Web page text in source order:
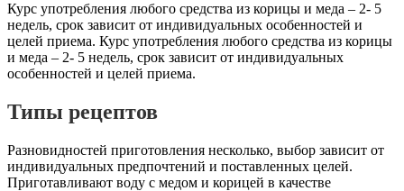
Курс употребления любого средства из корицы и меда – 2- 5
недель, срок зависит от индивидуальных особенностей и
целей приема. Курс употребления любого средства из корицы
и меда – 2- 5 недель, срок зависит от индивидуальных
особенностей и целей приема.
Типы рецептов
Разновидностей приготовления несколько, выбор зависит от
индивидуальных предпочтений и поставленных целей.
Приготавливают воду с медом и корицей в качестве